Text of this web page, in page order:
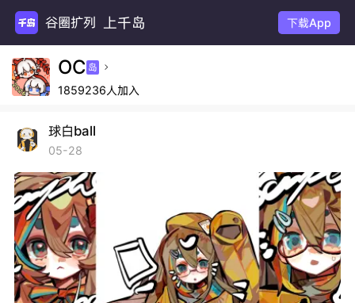
谷圈扩列 上千岛 下载App
OC 岛 
1859236人加入
球白ball
05-28